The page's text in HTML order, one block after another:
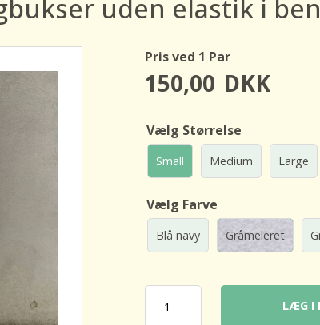
uden elastik i
Pris ved 1 Par
150,00 DKK
Vælg Størrelse
Small Medium Large
Vælg Farve
Blå navy Gråmeleret
LÆG I